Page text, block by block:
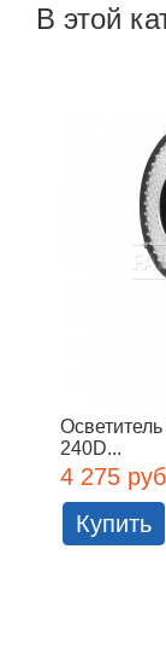
В этой
240D...
4 275 руб
Купить